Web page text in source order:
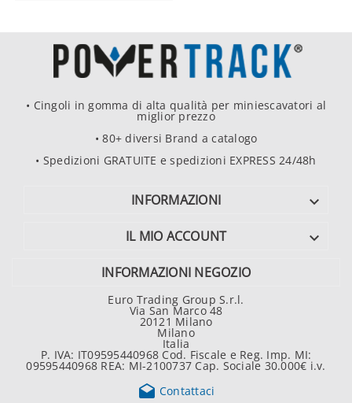
• Cingoli in gomma di alta qualità per miniescavatori al
miglior prezzo
• 80+ diversi Brand a catalogo
• Spedizioni GRATUITE e spedizioni EXPRESS 24/48h
INFORMAZIONI 
IL MIO ACCOUNT 
INFORMAZIONI NEGOZIO
Euro Trading Group S.r.l.
Via San Marco 48
20121 Milano
Milano
Italia
P. IVA: IT09595440968 Cod. Fiscale e Reg. Imp. MI:
09595440968 REA: MI-2100737 Cap. Sociale 30.000€ i.v.
 Contattaci